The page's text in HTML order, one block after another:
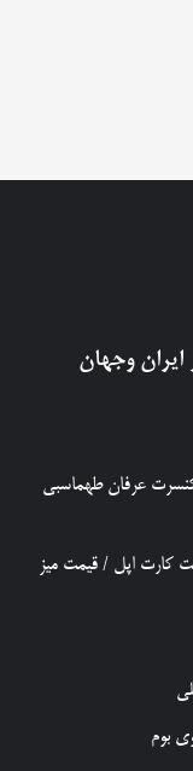
ایران وجهان
عرفان طهماسبی
کارت اپل / قیمت میز
بوم